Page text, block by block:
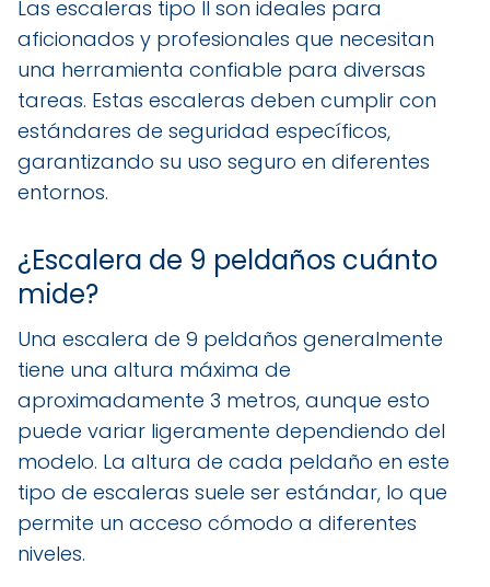
Las escaleras tipo II son ideales para
aficionados y profesionales que necesitan
una herramienta confiable para diversas
tareas. Estas escaleras deben cumplir con
estándares de seguridad específicos,
garantizando su uso seguro en diferentes
entornos.
¿Escalera de 9 peldaños cuánto
mide?
Una escalera de 9 peldaños generalmente
tiene una altura máxima de
aproximadamente 3 metros, aunque esto
puede variar ligeramente dependiendo del
modelo. La altura de cada peldaño en este
tipo de escaleras suele ser estándar, lo que
permite un acceso cómodo a diferentes
niveles.